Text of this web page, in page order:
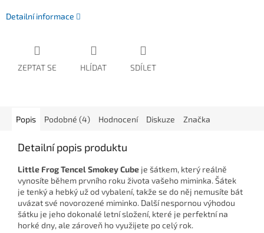
Detailní informace
ZEPTAT SE HLÍDAT SDÍLET
Popis Podobné (4) Hodnocení Diskuze Značka
Detailní popis produktu
Little Frog Tencel Smokey Cube je šátkem, který reálně
vynosíte během prvního roku života vašeho miminka. Šátek
je tenký a hebký už od vybalení, takže se do něj nemusíte bát
uvázat své novorozené miminko. Další nespornou výhodou
šátku je jeho dokonalé letní složení, které je perfektní na
horké dny, ale zároveň ho využijete po celý rok.